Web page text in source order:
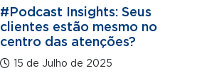
#Podcast Insights: Seus
clientes estão mesmo no
centro das atenções?
15 de Julho de 2025